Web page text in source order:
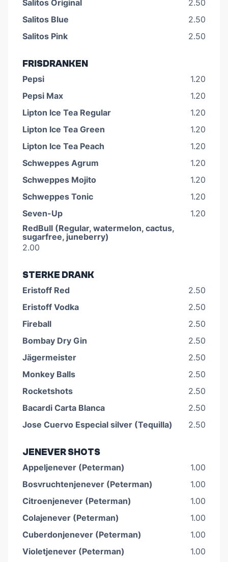
Salitos Original
2.50
Salitos Blue
2.50
Salitos Pink
2.50
FRISDRANKEN
Pepsi
1.20
Pepsi Max
1.20
Lipton Ice Tea Regular
1.20
Lipton Ice Tea Green
1.20
Lipton Ice Tea Peach
1.20
Schweppes Agrum
1.20
Schweppes Mojito
1.20
Schweppes Tonic
1.20
Seven-Up
1.20
RedBull (Regular, watermelon, cactus,
sugarfree, juneberry)
2.00
STERKE DRANK
Eristoff Red
2.50
Eristoff Vodka
2.50
Fireball
2.50
Bombay Dry Gin
2.50
Jägermeister
2.50
Monkey Balls
2.50
Rocketshots
2.50
Bacardi Carta Blanca
2.50
Jose Cuervo Especial silver (Tequilla)
2.50
JENEVER SHOTS
Appeljenever (Peterman)
1.00
Bosvruchtenjenever (Peterman)
1.00
Citroenjenever (Peterman)
1.00
Colajenever (Peterman)
1.00
Cuberdonjenever (Peterman)
1.00
Violetjenever (Peterman)
1.00